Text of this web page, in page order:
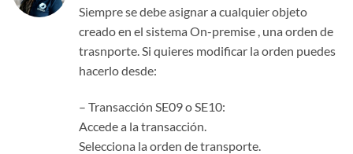
Siempre se debe asignar a cualquier objeto
creado en el sistema On-premise , una orden de
trasnporte. Si quieres modificar la orden puedes
hacerlo desde:
– Transacción SE09 o SE10:
Accede a la transacción.
Selecciona la orden de transporte.